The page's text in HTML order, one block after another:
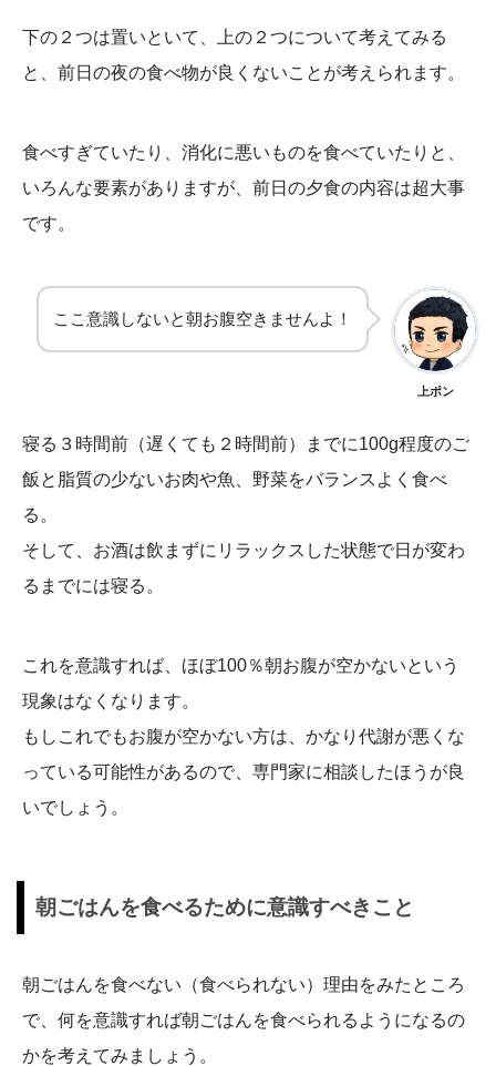
下の２つは置いといて、上の２つについて考えてみる
と、前日の夜の食べ物が良くないことが考えられます。
食べすぎていたり、消化に悪いものを食べていたりと、
いろんな要素がありますが、前日の夕食の内容は超大事
です。
ここ意識しないと朝お腹空きませんよ！
上ポン
寝る３時間前（遅くても２時間前）までに100g程度のご
飯と脂質の少ないお肉や魚、野菜をバランスよく食べ
る。
そして、お酒は飲まずにリラックスした状態で日が変わ
るまでには寝る。
これを意識すれば、ほぼ100％朝お腹が空かないという
現象はなくなります。
もしこれでもお腹が空かない方は、かなり代謝が悪くな
っている可能性があるので、専門家に相談したほうが良
いでしょう。
朝ごはんを食べるために意識すべきこと
朝ごはんを食べない（食べられない）理由をみたところ
で、何を意識すれば朝ごはんを食べられるようになるの
かを考えてみましょう。